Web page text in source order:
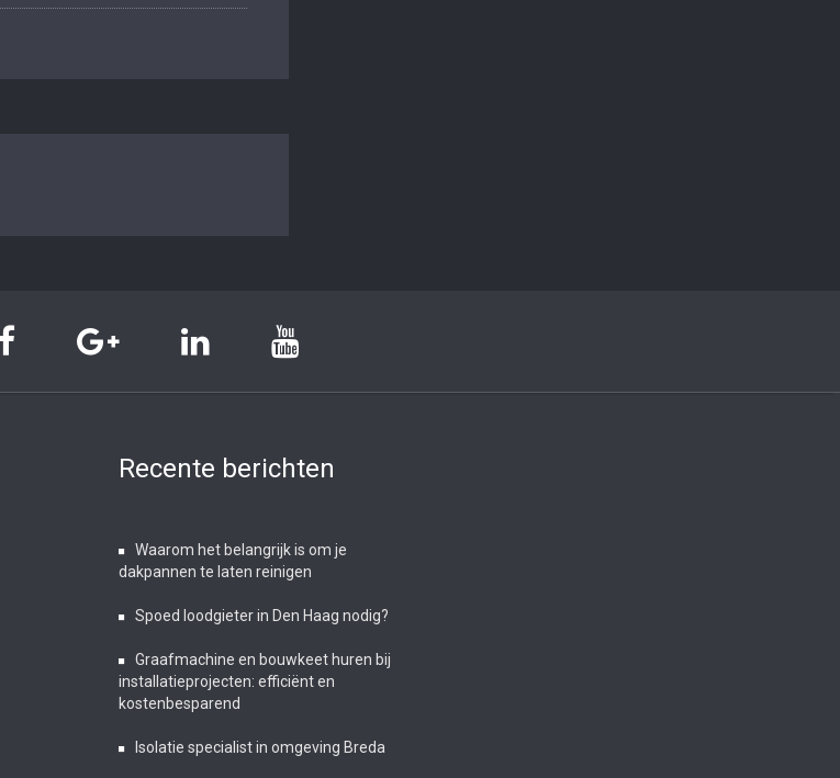
Recente berichten
Waarom het belangrijk is om je
dakpannen te laten reinigen
Spoed loodgieter in Den Haag nodig?
Graafmachine en bouwkeet huren bij
installatieprojecten: efficiënt en
kostenbesparend
Isolatie specialist in omgeving Breda